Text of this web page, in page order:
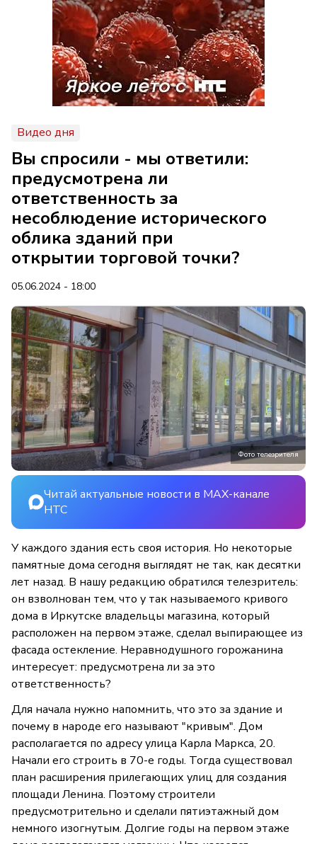
Видео дня
Вы спросили - мы ответили:
предусмотрена ли
ответственность за
несоблюдение исторического
облика зданий при
открытии торговой точки?
05.06.2024 - 18:00
Фото телезрителя
Читай актуальные новости в MAX-канале
НТС
У каждого здания есть своя история. Но некоторые
памятные дома сегодня выглядят не так, как десятки
лет назад. В нашу редакцию обратился телезритель:
он взволнован тем, что у так называемого кривого
дома в Иркутске владельцы магазина, который
расположен на первом этаже, сделал выпирающее из
фасада остекление. Неравнодушного горожанина
интересует: предусмотрена ли за это
ответственность?
Для начала нужно напомнить, что это за здание и
почему в народе его называют "кривым". Дом
располагается по адресу улица Карла Маркса, 20.
Начали его строить в 70-е годы. Тогда существовал
план расширения прилегающих улиц для создания
площади Ленина. Поэтому строители
предусмотрительно и сделали пятиэтажный дом
немного изогнутым. Долгие годы на первом этаже